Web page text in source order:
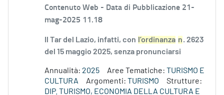
Contenuto Web - Data di Pubblicazione 21-
mag-2025 11.18
Il Tar del Lazio, infatti, con l’ordinanza n. 2623
del 15 maggio 2025, senza pronunciarsi
Annualità: 2025 Aree Tematiche: TURISMO E
CULTURA
Argomenti: TURISMO
Strutture:
DIP. TURISMO, ECONOMIA DELLA CULTURA E